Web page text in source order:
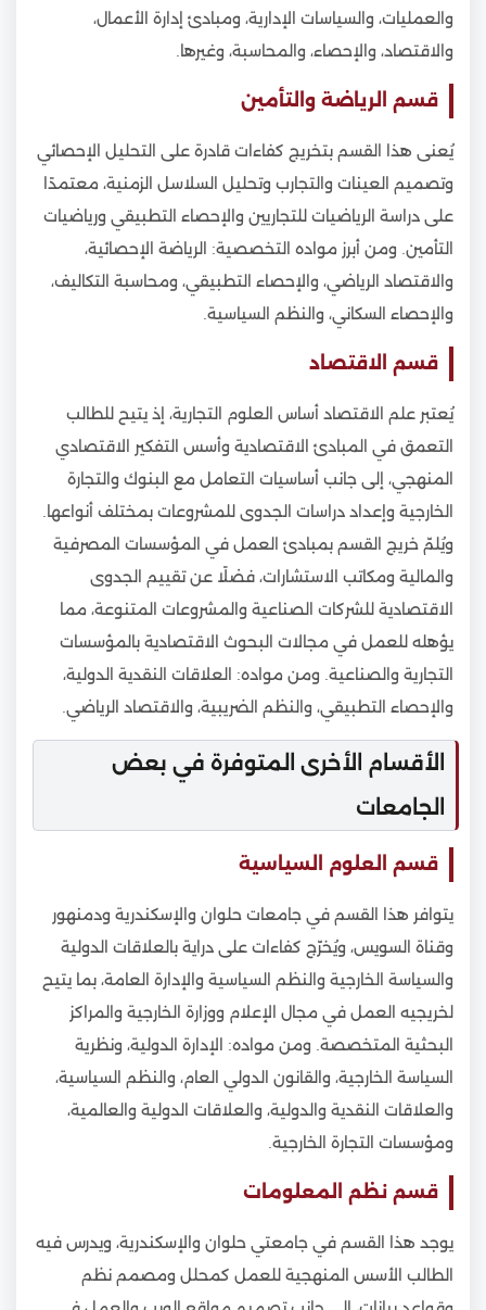
والعمليات، والسياسات الإدارية، ومبادئ إدارة الأعمال،
والاقتصاد، والإحصاء، والمحاسبة، وغيرها.
قسم الرياضة والتأمين
يُعنى هذا القسم بتخريج كفاءات قادرة على التحليل الإحصائي
وتصميم العينات والتجارب وتحليل السلاسل الزمنية، معتمدًا
على دراسة الرياضيات للتجاريين والإحصاء التطبيقي ورياضيات
التأمين. ومن أبرز مواده التخصصية: الرياضة الإحصائية،
والاقتصاد الرياضي، والإحصاء التطبيقي، ومحاسبة التكاليف،
والإحصاء السكاني، والنظم السياسية.
قسم الاقتصاد
يُعتبر علم الاقتصاد أساس العلوم التجارية، إذ يتيح للطالب
التعمق في المبادئ الاقتصادية وأسس التفكير الاقتصادي
المنهجي، إلى جانب أساسيات التعامل مع البنوك والتجارة
الخارجية وإعداد دراسات الجدوى للمشروعات بمختلف أنواعها.
ويُلمّ خريج القسم بمبادئ العمل في المؤسسات المصرفية
والمالية ومكاتب الاستشارات، فضلًا عن تقييم الجدوى
الاقتصادية للشركات الصناعية والمشروعات المتنوعة، مما
يؤهله للعمل في مجالات البحوث الاقتصادية بالمؤسسات
التجارية والصناعية. ومن مواده: العلاقات النقدية الدولية،
والإحصاء التطبيقي، والنظم الضريبية، والاقتصاد الرياضي.
الأقسام الأخرى المتوفرة في بعض
الجامعات
قسم العلوم السياسية
يتوافر هذا القسم في جامعات حلوان والإسكندرية ودمنهور
وقناة السويس، ويُخرّج كفاءات على دراية بالعلاقات الدولية
والسياسة الخارجية والنظم السياسية والإدارة العامة، بما يتيح
لخريجيه العمل في مجال الإعلام ووزارة الخارجية والمراكز
البحثية المتخصصة. ومن مواده: الإدارة الدولية، ونظرية
السياسة الخارجية، والقانون الدولي العام، والنظم السياسية،
والعلاقات النقدية والدولية، والعلاقات الدولية والعالمية،
ومؤسسات التجارة الخارجية.
قسم نظم المعلومات
يوجد هذا القسم في جامعتي حلوان والإسكندرية، ويدرس فيه
الطالب الأسس المنهجية للعمل كمحلل ومصمم نظم